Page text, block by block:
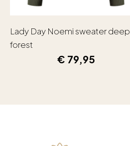
Lady Day Noemi sweater deep
forest
€ 79,95